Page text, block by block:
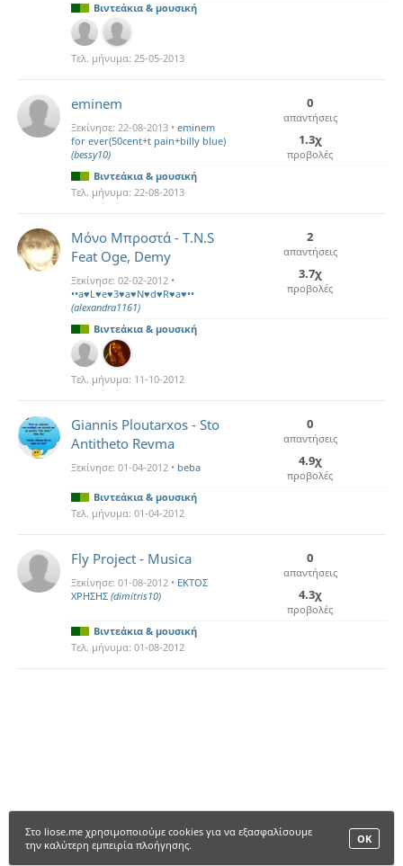
Βιντεάκια & μουσική
Τελ. μήνυμα: 25-05-2013
eminem
Ξεκίνησε: 22-08-2013 • eminem
for ever(50cent+t pain+billy blue)
(bessy10)
0
απαντήσεις
1.3χ
προβολές
Βιντεάκια & μουσική
Τελ. μήνυμα: 22-08-2013
Μόνο Μπροστά - T.N.S
Feat Oge, Demy
Ξεκίνησε: 02-02-2012 •
••a♥L♥e♥3♥a♥N♥d♥R♥a♥••
(alexandra1161)
2
απαντήσεις
3.7χ
προβολές
Βιντεάκια & μουσική
Τελ. μήνυμα: 11-10-2012
Giannis Ploutarxos - Sto
Antitheto Revma
Ξεκίνησε: 01-04-2012 • beba
0
απαντήσεις
4.9χ
προβολές
Βιντεάκια & μουσική
Τελ. μήνυμα: 01-04-2012
Fly Project - Musica
Ξεκίνησε: 01-08-2012 • ΕΚΤΟΣ
ΧΡΗΣΗΣ (dimitris10)
0
απαντήσεις
4.3χ
προβολές
Βιντεάκια & μουσική
Τελ. μήνυμα: 01-08-2012
ΟΚ
Στο liose.me χρησιμοποιούμε cookies για να εξασφαλίσουμε
την καλύτερη εμπειρία πλοήγησης.